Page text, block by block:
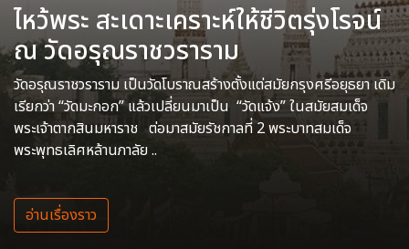
ไหว้พระ สะเดาะเคราะห์ให้ชีวิตรุ่งโรจน์
ณ วัดอรุณราชวราราม
วัดอรุณราชวราราม เป็นวัดโบราณสร้างตั้งแต่สมัยกรุงศรีอยุธยา เดิม
เรียกว่า “วัดมะกอก” แล้วเปลี่ยนมาเป็น “วัดแจ้ง” ในสมัยสมเด็จ
พระเจ้าตากสินมหาราช ต่อมาสมัยรัชกาลที่ 2 พระบาทสมเด็จ
พระพุทธเลิศหล้านภาลัย ..
อ่านเรื่องราว